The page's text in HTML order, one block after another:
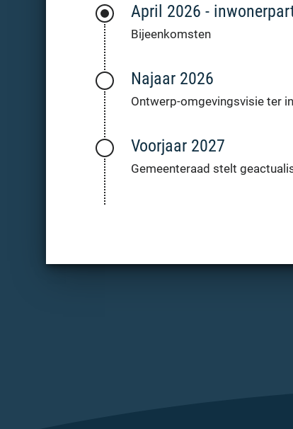
April 2026 -
Bijeenkomsten
Najaar 2026
Ontwerp-omgevingsvisie ter
Voorjaar 2027
Gemeenteraad stelt